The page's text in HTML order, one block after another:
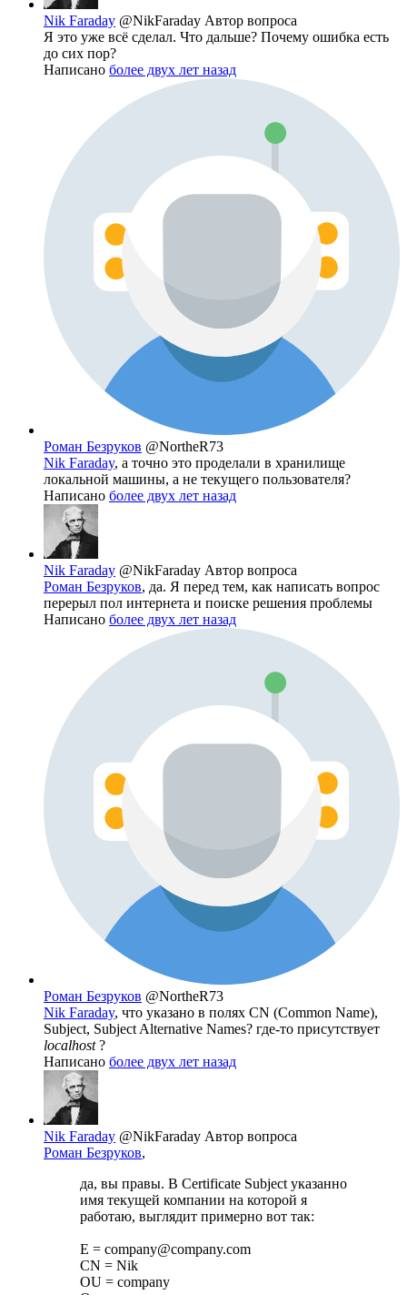
Nik Faraday @NikFaraday Автор вопроса
Я это уже всё сделал. Что дальше? Почему ошибка есть
до сих пор?
Написано более двух лет назад
Роман Безруков @NortheR73
Nik Faraday, а точно это проделали в хранилище
локальной машины, а не текущего пользователя?
Написано более двух лет назад
Nik Faraday @NikFaraday Автор вопроса
Роман Безруков, да. Я перед тем, как написать вопрос
перерыл пол интернета и поиске решения проблемы
Написано более двух лет назад
Роман Безруков @NortheR73
Nik Faraday, что указано в полях CN (Common Name),
Subject, Subject Alternative Names? где-то присутствует
localhost?
Написано более двух лет назад
Nik Faraday @NikFaraday Автор вопроса
Роман Безруков,
да, вы правы. В Certificate Subject указанно
имя текущей компании на которой я
работаю, выглядит примерно вот так:
E = company@company.com
CN = Nik
OU = company